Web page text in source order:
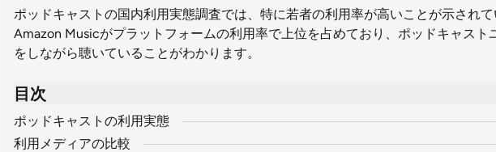
ポッドキャストの国内利用実態調査では、特に若者の利用率が高いことが示され
Amazon Musicがプラットフォームの利用率で上位を占めており、ポッドキャスト
をしながら聴いていることがわかります。
目次
ポッドキャストの利用実態
利用メディアの比較